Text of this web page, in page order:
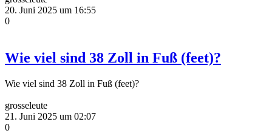
20. Juni 2025 um 16:55
0
Wie viel sind 38 Zoll in Fuß (feet)?
Wie viel sind 38 Zoll in Fuß (feet)?
grosseleute
21. Juni 2025 um 02:07
0